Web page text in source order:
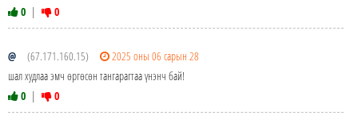
0 | 0
@ (67.171.160.15)
2025 оны 06 сарын 28
шал худлаа эмч өргөсөн тангарагтаа үнэнч бай!
0 | 0